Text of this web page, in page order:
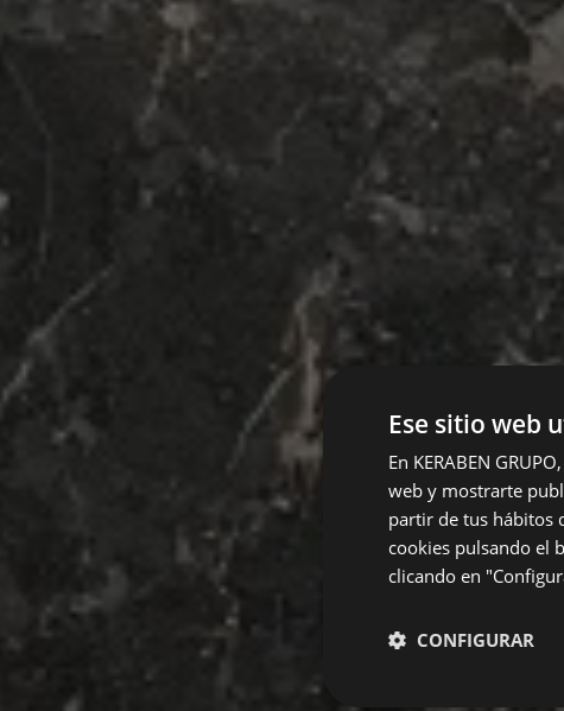
Ese sitio web
En KERABEN
web y mostrarte
partir de tus hábitos
cookies pulsando el
clicando en
CONFIGURAR